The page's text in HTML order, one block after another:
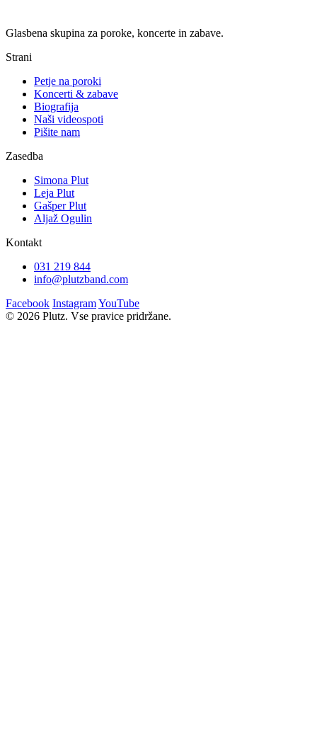
Glasbena skupina za poroke, koncerte in zabave.
Strani
Petje na poroki
Koncerti & zabave
Biografija
Naši videospoti
Pišite nam
Zasedba
Simona Plut
Leja Plut
Gašper Plut
Aljaž Ogulin
Kontakt
031 219 844
info@plutzband.com
Facebook InstagramYouTube
© 2026 Plutz. Vse pravice pridržane.